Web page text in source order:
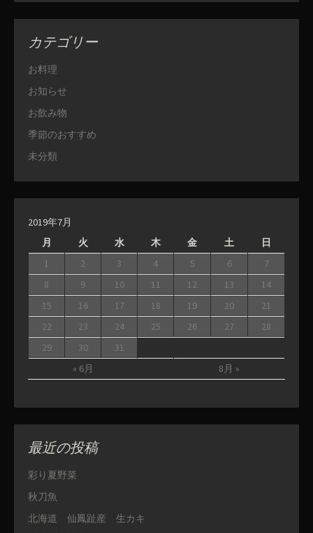
カテゴリー
お料理
お知らせ
お飲み物
季節のおすすめ
未分類
2019年7月
月
火 水 木 金 土 日
« 6月 8月 »
1 2 3 4 5 6
7
8
9 10 11 12 13
14
15
16 17 18 19 20
21
22
23 24 25 26 27
28
29
30 31
最近の投稿
彩り夏野菜
秋刀魚
北海道 仙鳳趾産 生カキ